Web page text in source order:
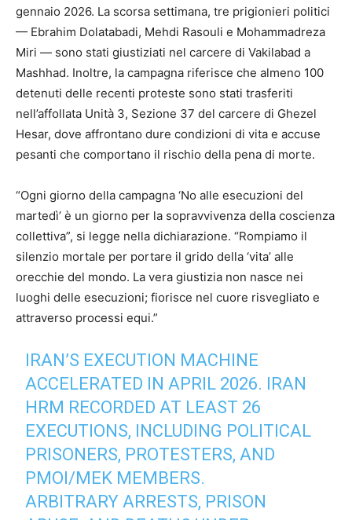
gennaio 2026. La scorsa settimana, tre prigionieri politici
— Ebrahim Dolatabadi, Mehdi Rasouli e Mohammadreza
Miri — sono stati giustiziati nel carcere di Vakilabad a
Mashhad. Inoltre, la campagna riferisce che almeno 100
detenuti delle recenti proteste sono stati trasferiti
nell’affollata Unità 3, Sezione 37 del carcere di Ghezel
Hesar, dove affrontano dure condizioni di vita e accuse
pesanti che comportano il rischio della pena di morte.
“Ogni giorno della campagna ‘No alle esecuzioni del
martedì’ è un giorno per la sopravvivenza della coscienza
collettiva”, si legge nella dichiarazione. “Rompiamo il
silenzio mortale per portare il grido della ‘vita’ alle
orecchie del mondo. La vera giustizia non nasce nei
luoghi delle esecuzioni; fiorisce nel cuore risvegliato e
attraverso processi equi.”
IRAN’S EXECUTION MACHINE
ACCELERATED IN APRIL 2026. IRAN
HRM RECORDED AT LEAST 26
EXECUTIONS, INCLUDING POLITICAL
PRISONERS, PROTESTERS, AND
PMOI/MEK MEMBERS.
ARBITRARY ARRESTS, PRISON